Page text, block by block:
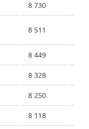
8 730
8 511
8 449
8 328
8 250
8 118